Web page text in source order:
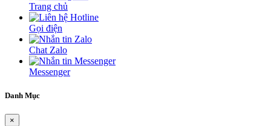
Trang chủ
Gọi điện
Chat Zalo
Messenger
Danh Mục
×